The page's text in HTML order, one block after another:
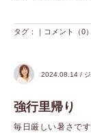
タグ：｜ コメント（0）
2024.08.14 /
強行里帰り
毎日厳しい暑さで